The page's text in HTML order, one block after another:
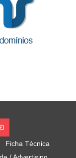
Ficha Técnica